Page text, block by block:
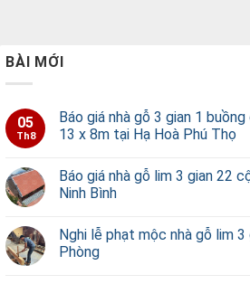
BÀI MỚI
05
Th8
Báo giá nhà gỗ 3 gian 1
13 x 8m tại Hạ Hoà Phú Thọ
Báo giá nhà gỗ lim 3 gian 22
Ninh Bình
Nghi lễ phạt mộc nhà gỗ lim
Phòng